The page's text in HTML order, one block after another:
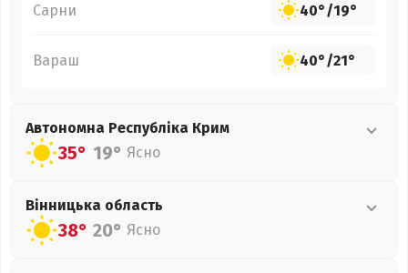
Сарни 40°/19°
Вараш 40°/21°
Автономна Республіка Крим
35° 19° Ясно
Вінницька область
38° 20° Ясно